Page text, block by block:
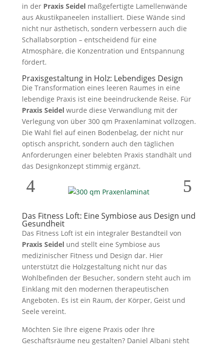
in der Praxis Seidelmaßgefertigte Lamellenwände
aus Akustikpaneelen installiert. Diese Wände sind
nicht nur ästhetisch, sondern verbessern auch die
Schallabsorption – entscheidend für eine
Atmosphäre, die Konzentration und Entspannung
fördert.
Praxisgestaltung in Holz: Lebendiges Design
Die Transformation eines leeren Raumes in eine
lebendige Praxis ist eine beeindruckende Reise. Für
Praxis Seidelwurde diese Verwandlung mit der
Verlegung von über 300 qm Praxenlaminat vollzogen.
Die Wahl fiel auf einen Bodenbelag, der nicht nur
optisch anspricht, sondern auch den täglichen
Anforderungen einer belebten Praxis standhält und
das Designkonzept stimmig ergänzt.
Das Fitness Loft: Eine Symbiose aus Design und
Gesundheit
Das Fitness Loft ist ein integraler Bestandteil von
Praxis Seidelund stellt eine Symbiose aus
medizinischer Fitness und Design dar. Hier
unterstützt die Holzgestaltung nicht nur das
Wohlbefinden der Besucher, sondern steht auch im
Einklang mit den modernen therapeutischen
Angeboten. Es ist ein Raum, der Körper, Geist und
Seele vereint.
Möchten Sie Ihre eigene Praxis oder Ihre
Geschäftsräume neu gestalten? Daniel Albani steht